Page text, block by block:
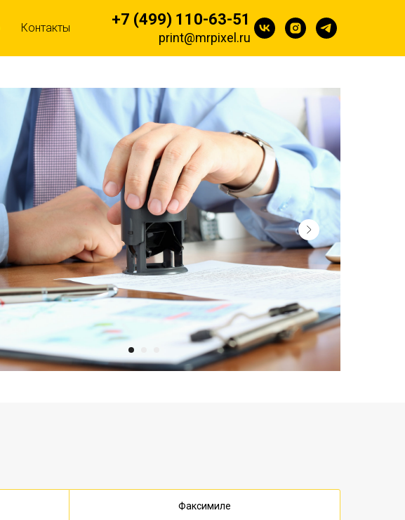
Контакты +7 (499) 110-63-51
print@mrpixel.ru
Факсимиле